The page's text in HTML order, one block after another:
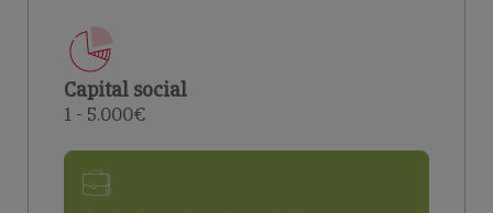
Capital social
1 - 5.000€